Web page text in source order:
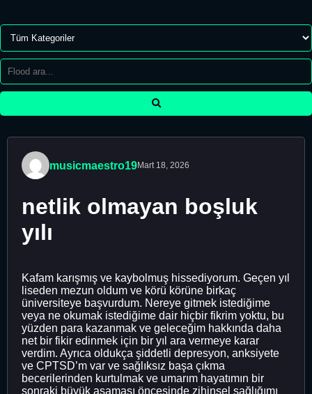
musicmaestro19Mart 18, 2026
netlik olmayan boşluk
yılı
Kafam karışmış ve kaybolmuş hissediyorum. Geçen yıl
liseden mezun oldum ve körü körüne birkaç
üniversiteye başvurdum. Nereye gitmek istediğime
veya ne okumak istediğime dair hiçbir fikrim yoktu, bu
yüzden para kazanmak ve geleceğim hakkında daha
net bir fikir edinmek için bir yıl ara vermeye karar
verdim. Ayrıca oldukça şiddetli depresyon, anksiyete
ve CPTSD’m var ve sağlıksız başa çıkma
becerilerinden kurtulmak ve umarım hayatımın bir
sonraki büyük aşaması öncesinde zihinsel sağlığımı